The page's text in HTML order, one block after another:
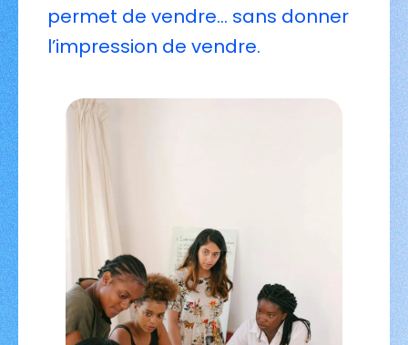
permet de vendre… sans donner
l’impression de vendre.